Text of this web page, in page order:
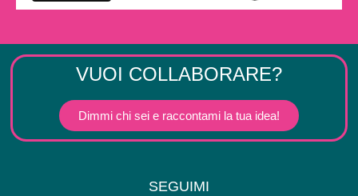
VUOI COLLABORARE?
Dimmi chi sei e raccontami la tua idea!
SEGUIMI